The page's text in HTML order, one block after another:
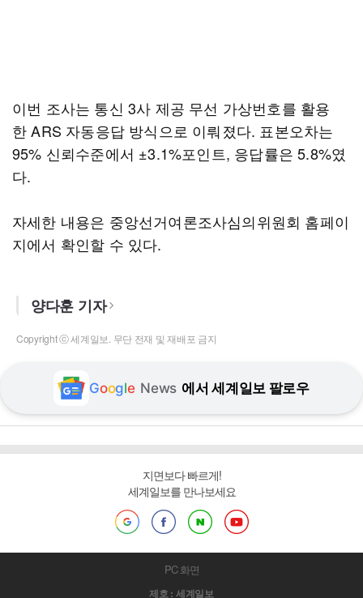
이번 조사는 통신 3사 제공 무선 가상번호를 활용
한 ARS 자동응답 방식으로 이뤄졌다. 표본오차는
95% 신뢰수준에서 ±3.1%포인트, 응답률은 5.8%였
다.
자세한 내용은 중앙선거여론조사심의위원회 홈페이
지에서 확인할 수 있다.
양다훈 기자
Copyright ⓒ 세계일보. 무단 전재 및 재배포 금지
Google News 에서 세계일보 팔로우
지면보다 빠르게!
세계일보를 만나보세요
PC 화면
제호 : 세계일보